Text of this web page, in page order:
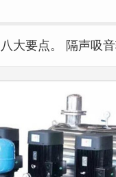
大要点。 隔声吸